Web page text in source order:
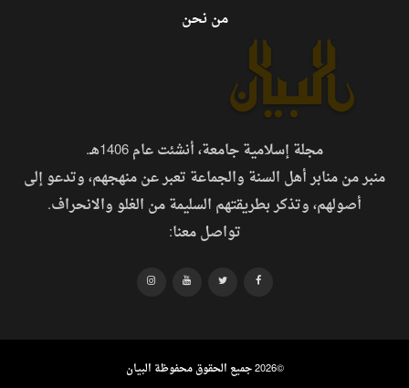
من نحن
مجلة إسلامية جامعة، أنشئت عام 1406هـ.
منبر من منابر أهل السنة والجماعة تعبر عن منهجهم، وتدعو إلى
أصولهم، وتذكر بطريقتهم السليمة من الغلو والانحراف.
تواصل معنا:
©2026 جميع الحقوق محفوظة البيان